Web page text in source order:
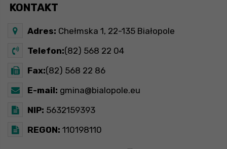
KONTAKT
Adres: Chełmska 1, 22-135 Białopole
Telefon:(82) 568 22 04
Fax:(82) 568 22 86
E-mail: gmina@bialopole.eu
NIP: 5632159393
REGON: 110198110